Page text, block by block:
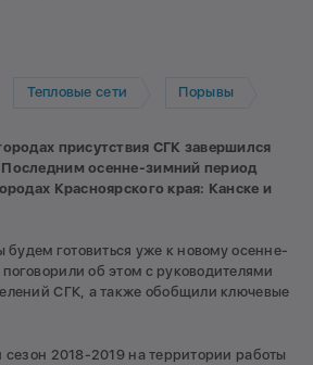
Тепловые сети Порывы
присутствия СГК завершился
осенне-зимний период
Красноярского края: Канске и
готовиться уже к новому осенне-
об этом с руководителями
СГК, а также обобщили ключевые
сезон 2018-2019 на территории работы